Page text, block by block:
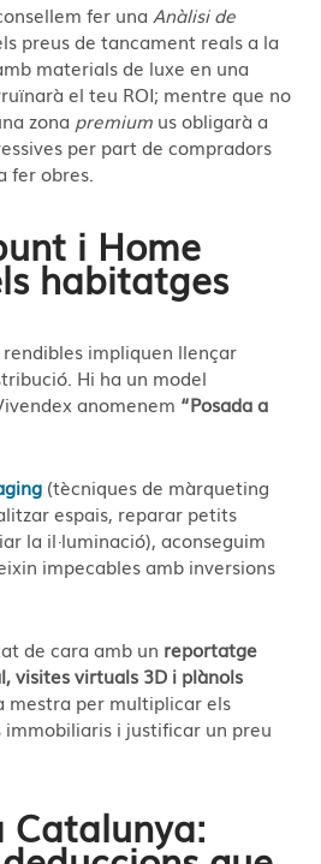
fer una Anàlisi de
preus de tancament reals a la
materials de luxe en una
el teu ROI; mentre que no
zona premium us obligarà a
per part de compradors
fer obres.
i Home
habitatges
impliquen llençar
Hi ha un model
anomenem “Posada a
(tècniques de màrqueting
espais, reparar petits
la il·luminació), aconseguim
impecables amb inversions
de cara amb un reportatge
visites virtuals 3D i plànols
mestra per multiplicar els
i justificar un preu
Catalunya: